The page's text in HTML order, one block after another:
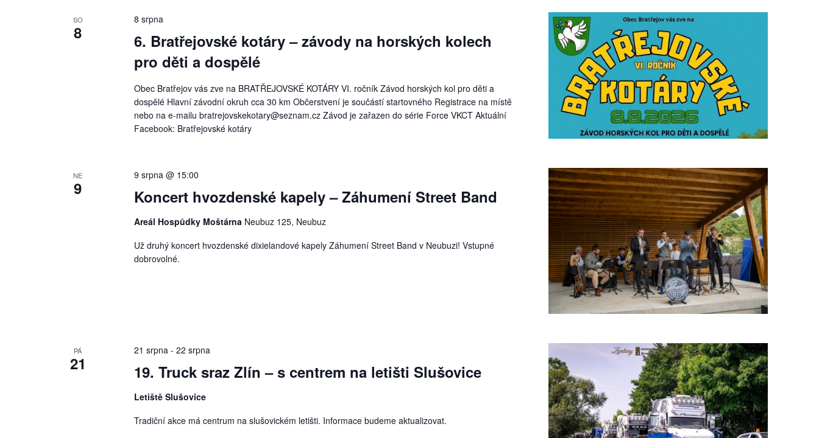
SO
8
6. Bratřejovské kotáry – závody na horských kolech
pro děti a dospělé
8 srpna
Obec Bratřejov vás zve na BRATŘEJOVSKÉ KOTÁRY VI. ročník Závod horských kol pro děti a
dospělé Hlavní závodní okruh cca 30 km Občerstvení je součástí startovného Registrace na místě
nebo na e-mailu bratrejovskekotary@seznam.cz Závod je zařazen do série Force VKCT Aktuální
Facebook: Bratřejovské kotáry
NE
9 Koncert hvozdenské kapely – Záhumení Street Band
9 srpna @ 15:00
Areál Hospůdky Moštárna Neubuz 125, Neubuz
Už druhý koncert hvozdenské dixielandové kapely Záhumení Street Band v Neubuzi! Vstupné
dobrovolné.
PÁ
21 19. Truck sraz Zlín – s centrem na letišti Slušovice
21 srpna- 22 srpna
Letiště Slušovice
Tradiční akce má centrum na slušovickém letišti. Informace budeme aktualizovat.